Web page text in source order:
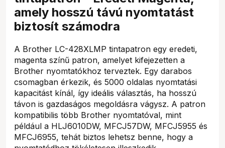
amely hosszú távú nyomtatást
biztosít számodra
A Brother LC-428XLMP tintapatron egy eredeti,
magenta színű patron, amelyet kifejezetten a
Brother nyomtatókhoz terveztek. Egy darabos
csomagban érkezik, és 5000 oldalas nyomtatási
kapacitást kínál, így ideális választás, ha hosszú
távon is gazdaságos megoldásra vágysz. A patron
kompatibilis több Brother nyomtatóval, mint
például a HLJ6010DW, MFCJ57DW, MFCJ5955 és
MFCJ6955, tehát biztos lehetsz benne, hogy a